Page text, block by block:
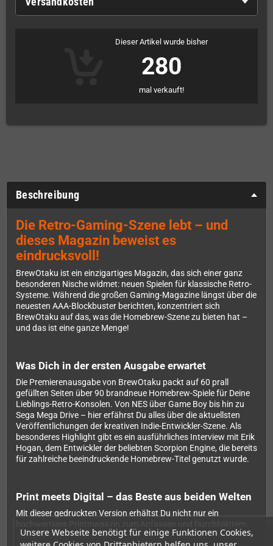
Unsere Webseite benötigt für einige Funktionen Cookies,
Dieser Artikel wurde bisher
280
mal verkauft!
Beschreibung
Die Retro-Gaming-Szene lebt – und
dieses Magazin beweist es
eindrucksvoll!
BrewOtaku ist ein einzigartiges Magazin, das sich einer ganz
besonderen Nische widmet: neuen Spielen für klassische Retro-
Systeme. Während die großen Gaming-Magazine längst über die
neuesten AAA-Blockbuster berichten, konzentriert sich
BrewOtaku auf das, was die Homebrew-Szene zu bieten hat –
und das ist eine ganze Menge!
Was Dich in der ersten Ausgabe erwartet
Die Premierenausgabe von BrewOtaku packt auf 60 prall
gefüllten Seiten über 90 brandneue Homebrew-Spiele für Deine
Lieblings-Retro-Konsolen. Von NES über Game Boy bis hin zu
Sega Mega Drive – hier erfährst Du alles über die aktuellsten
Veröffentlichungen der kreativen Indie-Entwickler-Szene. Als
besonderes Highlight gibt es ein ausführliches Interview mit Erik
Hogan, dem Entwickler der beliebten Scorpion Engine, die bereits
für zahlreiche beeindruckende Homebrew-Titel genutzt wurde.
Print meets Digital – das Beste aus beiden Welten
Mit dieser gedruckten Version erhältst Du nicht nur ein
sondern auch die digitale PDF-Version gratis dazu. So kannst Du